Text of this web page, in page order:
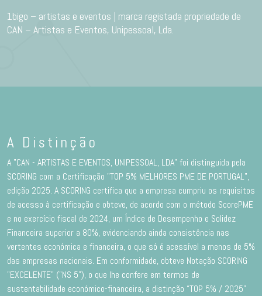
1bigo – artistas e eventos | marca registada propriedade de
CAN – Artistas e Eventos, Unipessoal, Lda.
A Distinção
A "CAN - ARTISTAS E EVENTOS, UNIPESSOAL, LDA" foi distinguida pela
SCORING com a Certificação "TOP 5% MELHORES PME DE PORTUGAL”,
edição 2025. A SCORING certifica que a empresa cumpriu os requisitos
de acesso à certificação e obteve, de acordo com o método ScorePME
e no exercício fiscal de 2024, um Índice de Desempenho e Solidez
Financeira superior a 80%, evidenciando ainda consistência nas
vertentes económica e financeira, o que só é acessível a menos de 5%
das empresas nacionais. Em conformidade, obteve Notação SCORING
"EXCELENTE" ("NS 5"), o que lhe confere em termos de
sustentabilidade económico-financeira, a distinção “TOP 5% / 2025”